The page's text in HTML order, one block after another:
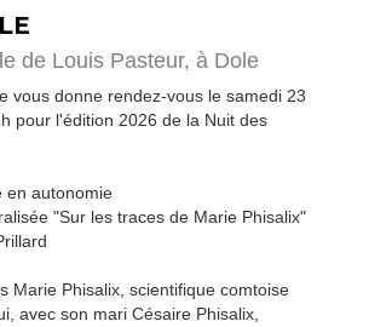
de Louis Pasteur, à Dole
vous donne rendez-vous le samedi 23
pour l'édition 2026 de la Nuit des
en autonomie
"Sur les traces de Marie Phisalix"
Marie Phisalix, scientifique comtoise
avec son mari Césaire Phisalix,